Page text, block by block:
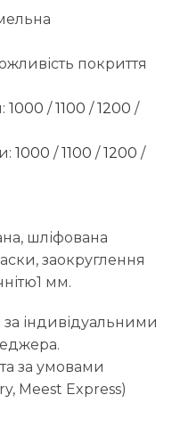
покриття
1000 /1100 /1200 /
1000 /1100 /1200 /
шліфована
заокруглення
мм.
індивідуальними
за умовами
Meest Express)